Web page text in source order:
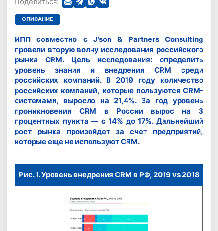
ОПИСАНИЕ
ИПП совместно с J’son & Partners Consulting
провели вторую волну исследования российского
рынка CRM. Цель исследования: определить
уровень знания и внедрения CRM среди
российских компаний. В 2019 году количество
российских компаний, которые пользуются CRM-
системами, выросло на 21,4%. За год уровень
проникновения CRM в России вырос на 3
процентных пункта — с 14% до 17%. Дальнейший
рост рынка произойдет за счет предприятий,
которые еще не используют CRM.
Рис. 1. Уровень внедрения CRM в РФ, 2019 vs 2018